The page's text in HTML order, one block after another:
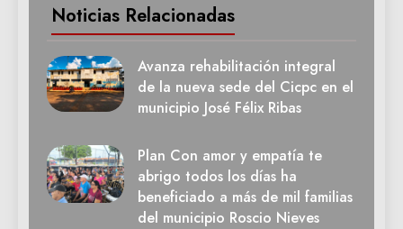
Noticias Relacionadas
Avanza rehabilitación integral
de la nueva sede del Cicpc en el
municipio José Félix Ribas
Plan Con amor y empatía te
abrigo todos los días ha
beneficiado a más de mil familias
del municipio Roscio Nieves